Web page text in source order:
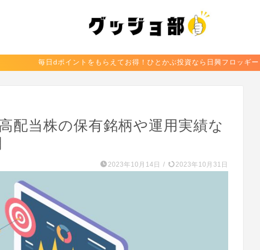
毎日dポイントをもらえてお得！ひとかぶ投資なら日興フロッギー
配当株の保有銘柄や運用実績な
2023年10月14日 / 2023年10月31日